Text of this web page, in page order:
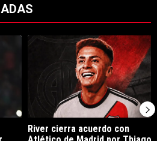
el título "River y Vasco da Gama
Un artículo de tendencia con el
River cierra acuerdo con